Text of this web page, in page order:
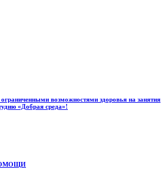
возможностями здоровья на занятия
«Добрая среда»!